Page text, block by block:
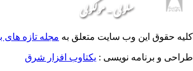
کلیه حقوق این وب سایت متعلق به مجله تازه های
طراحی و برنامه نویسی : یکتاوب افزار شرق